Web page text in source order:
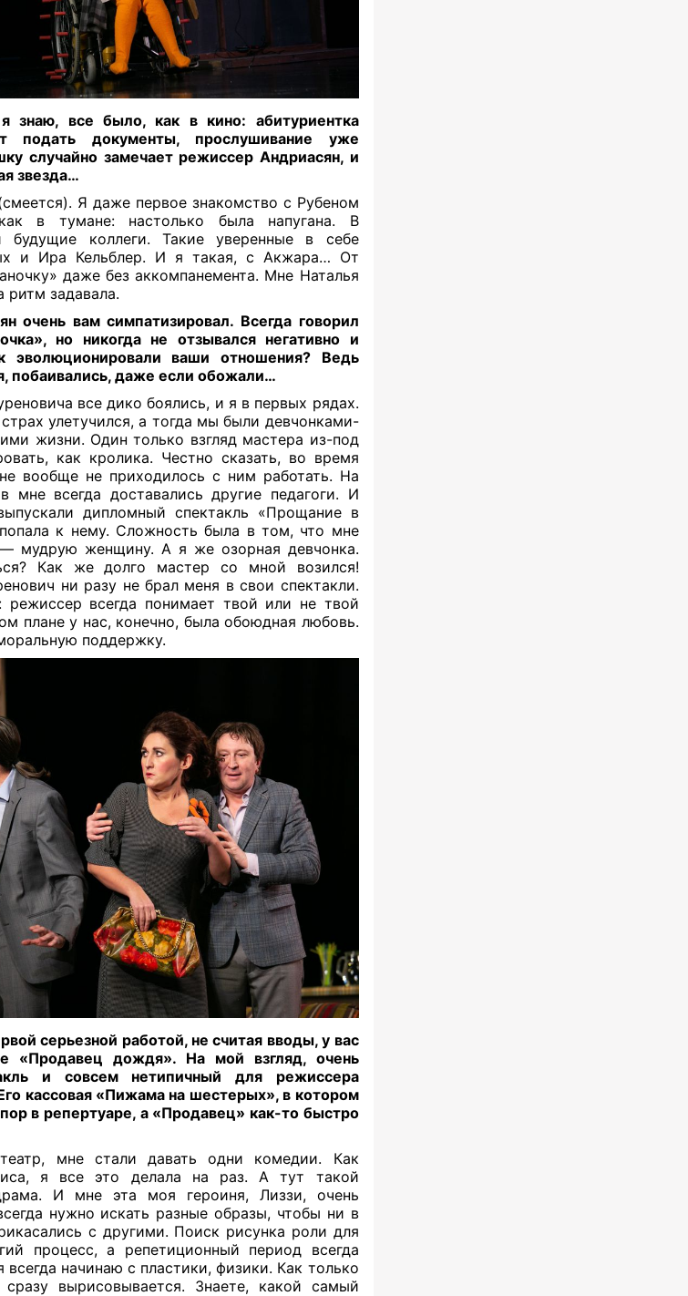
знаю, все было, как в кино: абитуриентка
подать документы, прослушивание уже
случайно замечает режиссер Андриасян, и
звезда…
Я даже первое знакомство с Рубеном
в тумане: настолько была напугана. В
будущие коллеги. Такие уверенные в себе
и Ира Кельблер. И я такая, с Акжара… От
даже без аккомпанемента. Мне Наталья
ритм задавала.
очень вам симпатизировал. Всегда говорил
но никогда не отзывался негативно и
эволюционировали ваши отношения? Ведь
побаивались, даже если обожали…
все дико боялись, и я в первых рядах.
улетучился, а тогда мы были девчонками-
жизни. Один только взгляд мастера из-под
как кролика. Честно сказать, во время
вообще не приходилось с ним работать. На
мне всегда доставались другие педагоги. И
дипломный спектакль «Прощание в
к нему. Сложность была в том, что мне
мудрую женщину. А я же озорная девчонка.
Как же долго мастер со мной возился!
ни разу не брал меня в свои спектакли.
режиссер всегда понимает твой или не твой
плане у нас, конечно, была обоюдная любовь.
поддержку.
серьезной работой, не считая вводы, у вас
«Продавец дождя». На мой взгляд, очень
и совсем нетипичный для режиссера
кассовая «Пижама на шестерых», в котором
в репертуаре, а «Продавец» как-то быстро
мне стали давать одни комедии. Как
я все это делала на раз. А тут такой
И мне эта моя героиня, Лиззи, очень
нужно искать разные образы, чтобы ни в
с другими. Поиск рисунка роли для
процесс, а репетиционный период всегда
всегда начинаю с пластики, физики. Как только
вырисовывается. Знаете, какой самый